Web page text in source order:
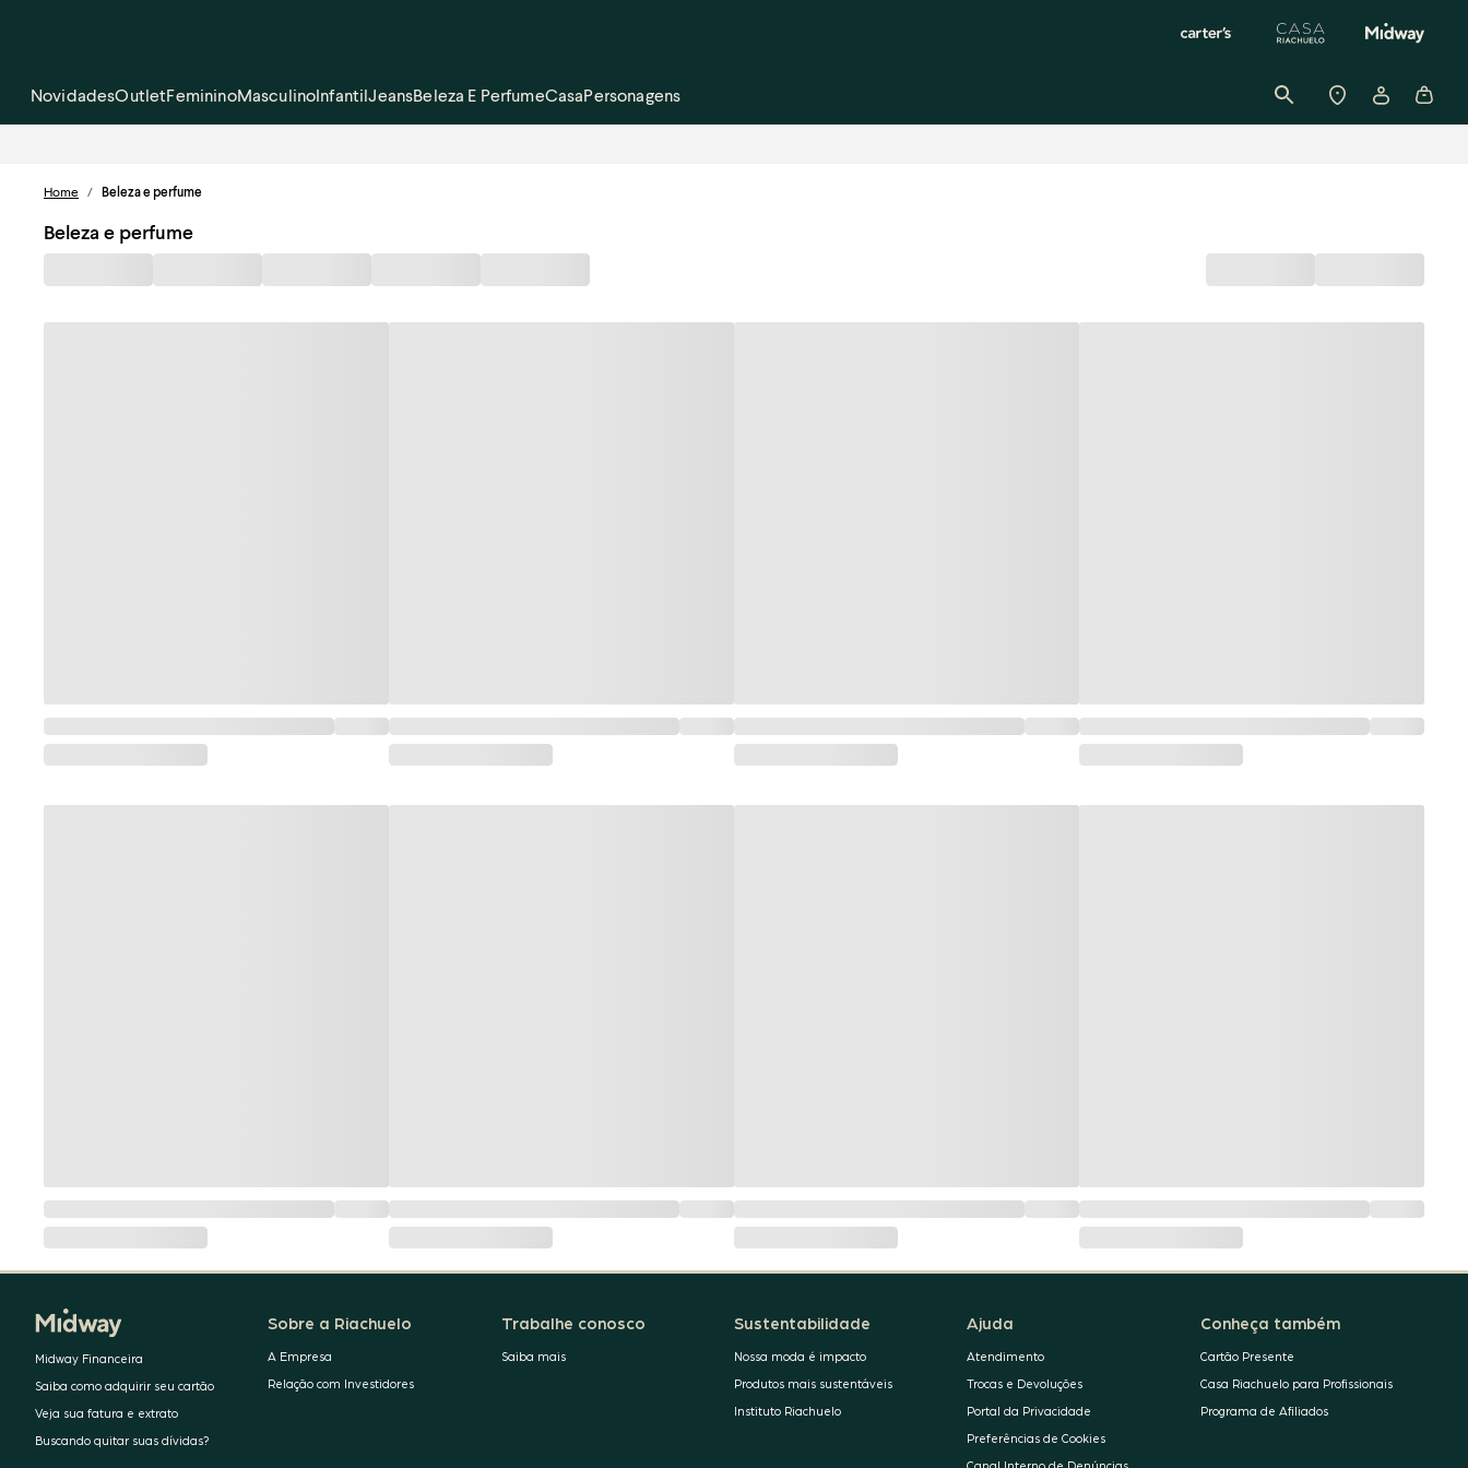
NovidadesOutletFemininoMasculinoInfantilJeansBeleza E PerfumeCasaPersonagens
Home / Beleza e perfume
Beleza e perfume
Midway Financeira
Saiba como adquirir seu cartão
Veja sua fatura e extrato
Buscando quitar suas dívidas?
Sobre a Riachuelo
A Empresa
Relação com Investidores
Trabalhe conosco
Saiba mais
Sustentabilidade
Nossa moda é impacto
Produtos mais sustentáveis
Instituto Riachuelo
Ajuda
Atendimento
Trocas e Devoluções
Portal da Privacidade
Preferências de Cookies
Conheça também
Cartão Presente
Casa Riachuelo para Profissionais
Programa de Afiliados